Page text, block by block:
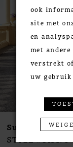
3
4
5
6
10
11
12
Susanna Rivieri
STYLE #313178
ook
site met
en
met
verstrekt
uw